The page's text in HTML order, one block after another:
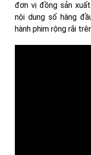
đơn vị đồng sản
nội dung số hàng
hành phim rộng rãi